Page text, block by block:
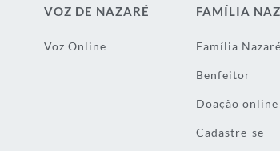
VOZ DE NAZARÉ
Voz Online
FAMÍLIA
Família Nazaré
Benfeitor
Doação online
Cadastre-se